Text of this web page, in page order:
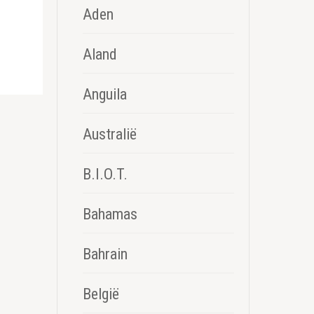
Aden
Aland
Anguila
Australië
B.I.O.T.
Bahamas
Bahrain
België